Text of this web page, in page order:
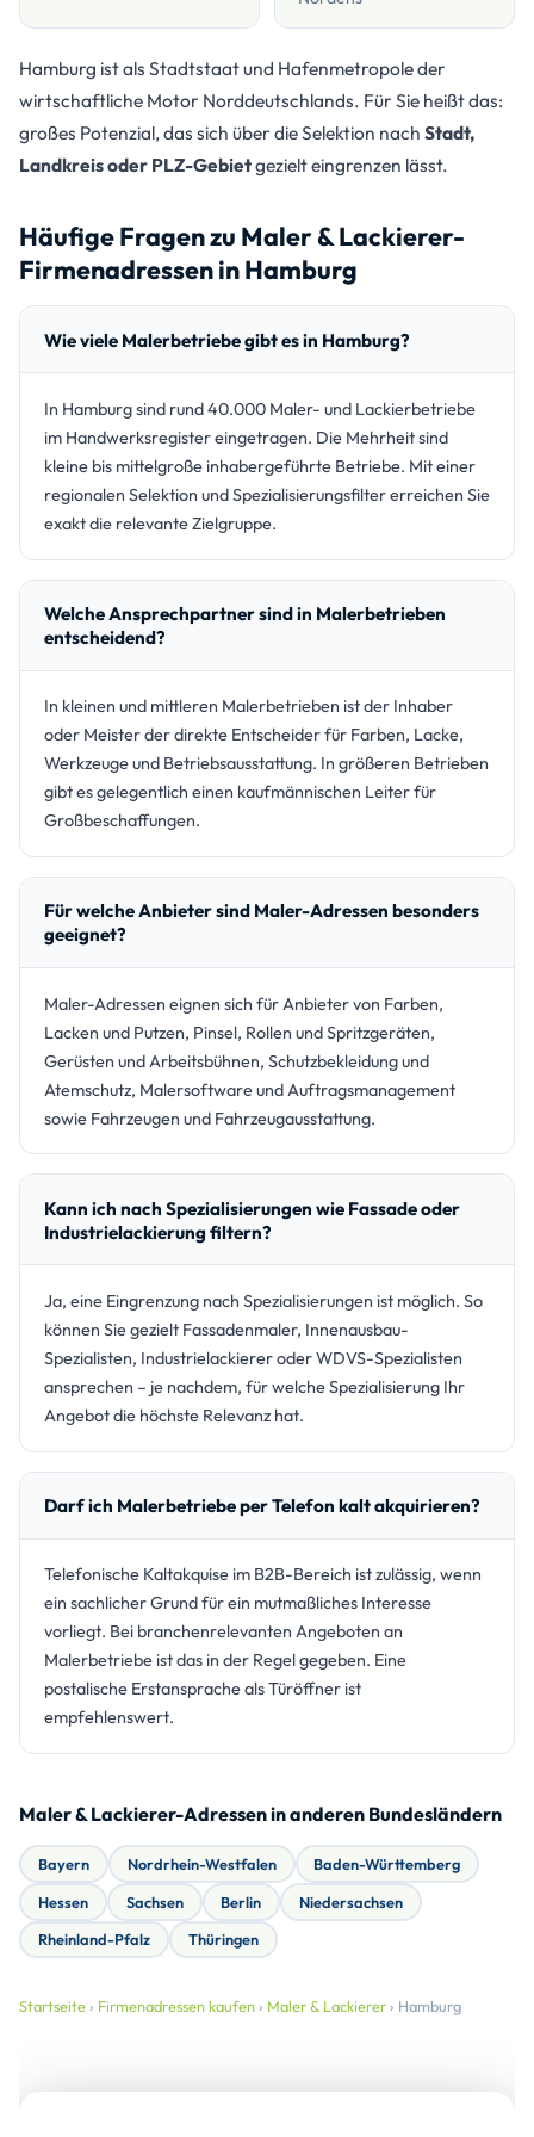
Hamburg ist als Stadtstaat und Hafenmetropole der
wirtschaftliche Motor Norddeutschlands. Für Sie heißt das:
großes Potenzial, das sich über die Selektion nach Stadt,
Landkreis oder PLZ-Gebietgezielt eingrenzen lässt.
Häufige Fragen zu Maler & Lackierer-
Firmenadressen in Hamburg
Wie viele Malerbetriebe gibt es in Hamburg?
In Hamburg sind rund 40.000 Maler- und Lackierbetriebe
im Handwerksregister eingetragen. Die Mehrheit sind
kleine bis mittelgroße inhabergeführte Betriebe. Mit einer
regionalen Selektion und Spezialisierungsfilter erreichen Sie
exakt die relevante Zielgruppe.
Welche Ansprechpartner sind in Malerbetrieben
entscheidend?
In kleinen und mittleren Malerbetrieben ist der Inhaber
oder Meister der direkte Entscheider für Farben, Lacke,
Werkzeuge und Betriebsausstattung. In größeren Betrieben
gibt es gelegentlich einen kaufmännischen Leiter für
Großbeschaffungen.
Für welche Anbieter sind Maler-Adressen besonders
geeignet?
Maler-Adressen eignen sich für Anbieter von Farben,
Lacken und Putzen, Pinsel, Rollen und Spritzgeräten,
Gerüsten und Arbeitsbühnen, Schutzbekleidung und
Atemschutz, Malersoftware und Auftragsmanagement
sowie Fahrzeugen und Fahrzeugausstattung.
Kann ich nach Spezialisierungen wie Fassade oder
Industrielackierung filtern?
Ja, eine Eingrenzung nach Spezialisierungen ist möglich. So
können Sie gezielt Fassadenmaler, Innenausbau-
Spezialisten, Industrielackierer oder WDVS-Spezialisten
ansprechen – je nachdem, für welche Spezialisierung Ihr
Angebot die höchste Relevanz hat.
Darf ich Malerbetriebe per Telefon kalt akquirieren?
Telefonische Kaltakquise im B2B-Bereich ist zulässig, wenn
ein sachlicher Grund für ein mutmaßliches Interesse
vorliegt. Bei branchenrelevanten Angeboten an
Malerbetriebe ist das in der Regel gegeben. Eine
postalische Erstansprache als Türöffner ist
empfehlenswert.
Maler & Lackierer-Adressen in anderen Bundesländern
Bayern Nordrhein-Westfalen
Baden-Württemberg
Hessen
Sachsen Berlin
Niedersachsen
Rheinland-Pfalz
Thüringen
Startseite › Firmenadressen kaufen › Maler & Lackierer › Hamburg